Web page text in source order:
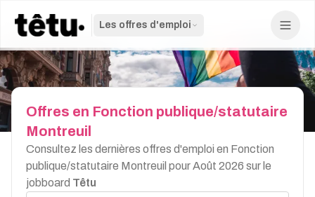
Les offres d'emploi
Offres en Fonction publique/statutaire
Montreuil
Consultez les dernières offres d'emploi en Fonction
publique/statutaire Montreuil pour Août 2026 sur le
jobboard Têtu
Rechercher par job, mot-clé ou entreprise